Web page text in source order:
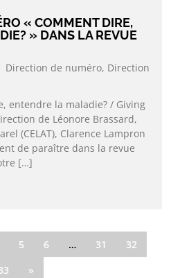
« COMMENT DIRE,
» DANS LA REVUE
Direction de numéro, Direction
entendre la maladie? / Giving
de Léonore Brassard,
(CELAT), Clarence Lampron
de paraître dans la revue
[…]
5 6 … 31
32
»